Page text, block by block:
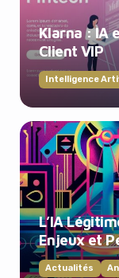
Klarna : IA
Client VIP
Intelligence
L’IA
Enjeux et
Actualités